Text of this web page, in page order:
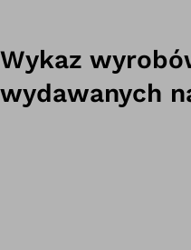
Wykaz
wydawanych